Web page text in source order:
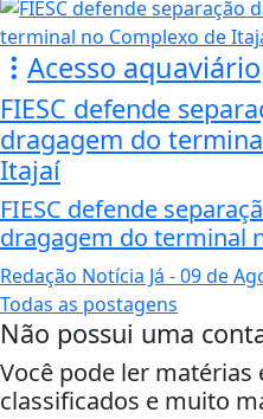
Acesso aquaviário
FIESC defende
dragagem do
Itajaí
FIESC defende
dragagem do terminal
Redação Notícia Já - 09 de
Todas as postagens
Não possui uma
Você pode ler matérias
classificados e muito